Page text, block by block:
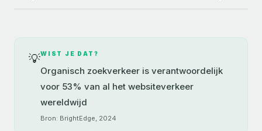
💡WIST JE DAT?
Organisch zoekverkeer is verantwoordelijk
voor 53% van al het websiteverkeer
wereldwijd
Bron: BrightEdge, 2024